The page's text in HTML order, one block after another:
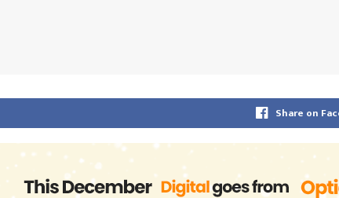
Share on